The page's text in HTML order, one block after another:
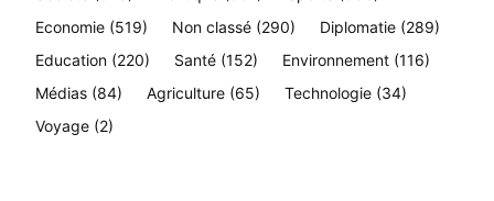
Economie (519) Non classé (290) Diplomatie (289)
Education (220) Santé (152) Environnement (116)
Médias (84) Agriculture (65) Technologie (34)
Voyage (2)